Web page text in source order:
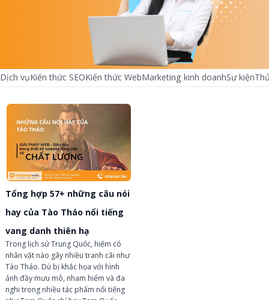
Dịch vụKiến thức SEOKiến thức WebMarketing kinh doanhSự kiện
Tổng hợp 57+ những câu nói
hay của Tào Tháo nổi tiếng
vang danh thiên hạ
Trong lịch sử Trung Quốc, hiếm có
nhân vật nào gây nhiều tranh cãi như
Tào Tháo. Dù bị khắc họa với hình
ảnh đầy mưu mô, nham hiểm và đa
nghi trong nhiều tác phẩm nổi tiếng